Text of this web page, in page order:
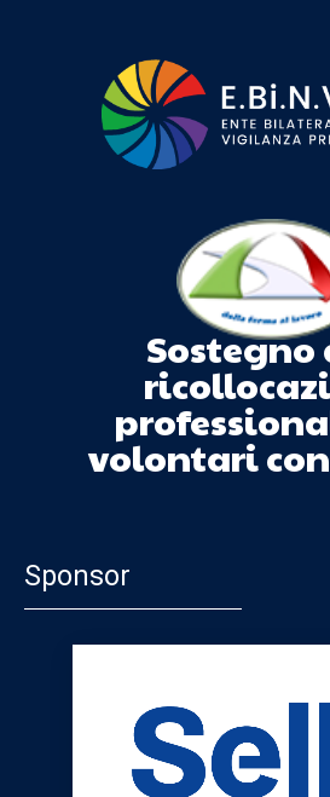
Sostegno
volontari
Sponsor